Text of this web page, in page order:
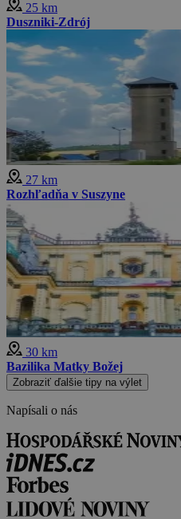
25 km
Duszniki-Zdrój
27 km
Rozhľadňa v Suszyne
30 km
Bazilika Matky Božej
Zobraziť ďalšie tipy na výlet
Napísali o nás